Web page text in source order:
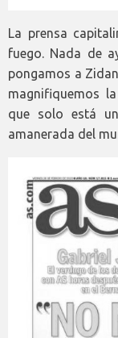
La prensa
fuego. Nada de
pongamos a
magnifiquemos
que solo está
amanerada del